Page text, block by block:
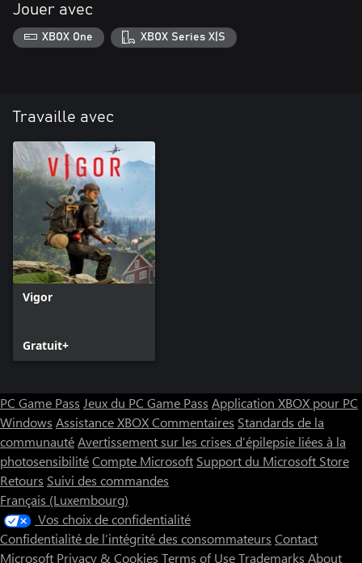
et il ne sera disponible que temporairement.
Jouer avec
XBOX One XBOX Series X|S
Travaille avec
Vigor
Gratuit+
PC Game Pass Jeux du PC Game Pass Application XBOX pour PC
Windows Assistance XBOXCommentaires Standards de la
communautéAvertissement sur les crises d’épilepsie liées à la
photosensibilitéCompte Microsoft Support du Microsoft Store
Retours Suivi des commandes
Français (Luxembourg)
Vos choix de confidentialité
Confidentialité de l’intégrité des consommateurs Contact
Microsoft Privacy & Cookies Terms of UseTrademarks About